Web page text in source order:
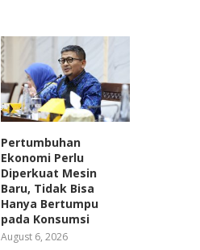
Pertumbuhan
Ekonomi Perlu
Diperkuat Mesin
Baru, Tidak Bisa
Hanya Bertumpu
pada Konsumsi
August 6, 2026